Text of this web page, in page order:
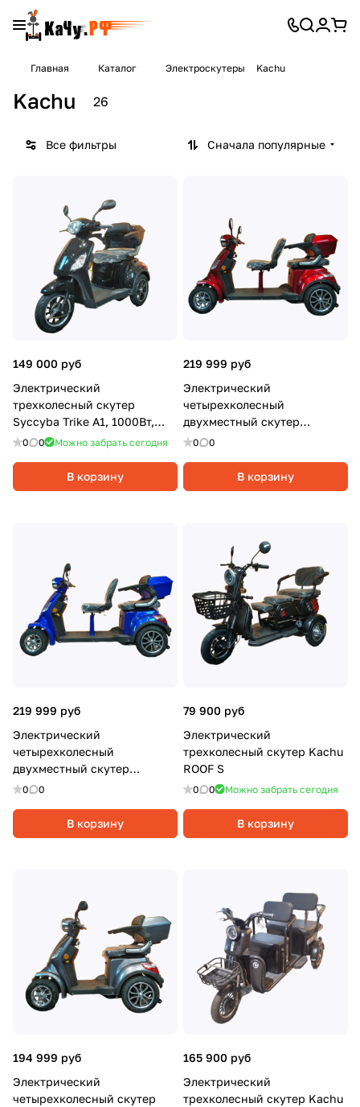
Главная Каталог Электроскутеры Kachu
Kachu 26
Все фильтры Сначала популярные
149 000 руб
Электрический
трехколесный скутер
Syccyba Trike A1, 1000Вт,
20Ач, Черный
0 0 Можно забрать сегодня
В корзину
219 999 руб
Электрический
четырехколесный
двухместный скутер
Syccyba 4rike X2, 1000Вт, 20
0 0
В корзину
219 999 руб
Электрический
четырехколесный
двухместный скутер
Syccyba 4rike X2, 1000Вт, 20
0 0
В корзину
79 900 руб
Электрический
трехколесный скутер Kachu
ROOF S
0 0 Можно забрать сегодня
В корзину
194 999 руб
Электрический
четырехколесный скутер
165 900 руб
Электрический
трехколесный скутер Kachu